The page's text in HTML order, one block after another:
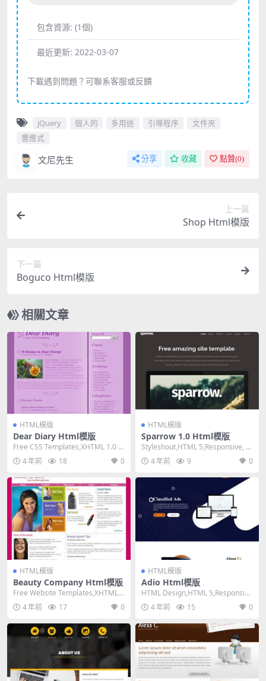
包含資源: (1個)
最近更新: 2022-03-07
下載遇到問題？可聯系客服或反饋
jQuery 個人的 多用途 引導程序
文件夾
響應式
文尼先生 分享 收藏 點贊(0)
上一篇
Shop Html模版
下一篇
Boguco Html模版
相關文章
HTML模版
Dear Diary Html模版
Free CSS Templates,XHTML 1.0 St
rict,Fixe...
4 年前 18 0
HTML模版
Sparrow 1.0 Html模版
Styleshout,HTML 5,Responsive, 2
Columns,...
4 年前 9 0
HTML模版
Beauty Company Html模版
Free Website Templates,XHTML
1.0 Transit...
4 年前 17 0
HTML模版
Adio Html模版
HTML Design,HTML 5,Responsiv
e, 2 Columns...
4 年前 15 0